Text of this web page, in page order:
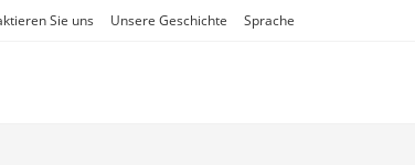
Sie uns Unsere Geschichte Sprache